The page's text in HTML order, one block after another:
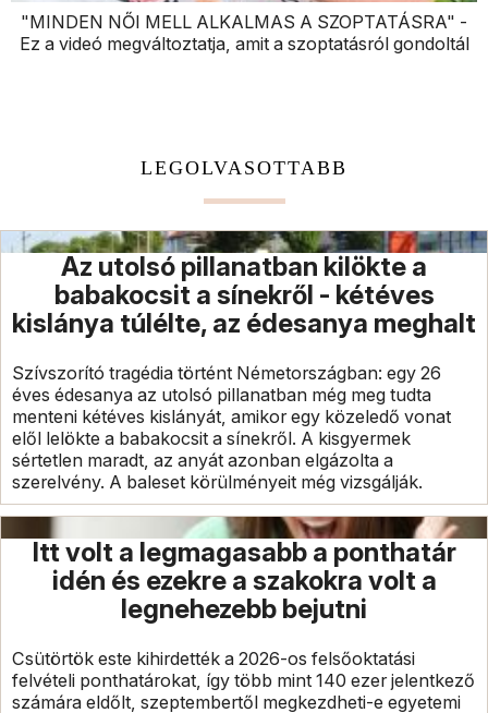
"MINDEN NŐI MELL ALKALMAS A SZOPTATÁSRA" -
Ez a videó megváltoztatja, amit a szoptatásról gondoltál
LEGOLVASOTTABB
Az utolsó pillanatban kilökte a
babakocsit a sínekről - kétéves
kislánya túlélte, az édesanya meghalt
Szívszorító tragédia történt Németországban: egy 26
éves édesanya az utolsó pillanatban még meg tudta
menteni kétéves kislányát, amikor egy közeledő vonat
elől lelökte a babakocsit a sínekről. A kisgyermek
sértetlen maradt, az anyát azonban elgázolta a
szerelvény. A baleset körülményeit még vizsgálják.
Itt volt a legmagasabb a ponthatár
idén és ezekre a szakokra volt a
legnehezebb bejutni
Csütörtök este kihirdették a 2026-os felsőoktatási
felvételi ponthatárokat, így több mint 140 ezer jelentkező
számára eldőlt, szeptembertől megkezdheti-e egyetemi